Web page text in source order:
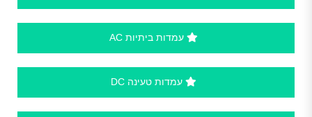
עמדות ביתיות AC
עמדות טעינה DC